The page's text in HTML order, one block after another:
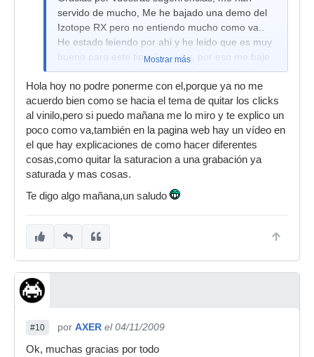
servido de mucho, Me he bajado una demo del
Izotope RX pero no entiendo mucho como va..
He estado leiendo por ahi y he leido que es muy
bueno para este tipo de cosas, por eso me baje
la demo. Visto que tu utilizas, SuperRayo, el
Izotope Rx para lo mismo que me palnteo, me
podrias ayudar un poco para saber como
manejarlo para este tipo de cosas, o como
funciona, ya que es un poco raro. Si el resultado
es tan bueno como dices, quizas lo compre ya
que tengo muchos discos para digitalizar..
Otra cosa que me he planteado y quisiera saber
si alguien sabe.. Es mejor cambiar el cable del
cable esta bien pero los conectores son los
Mostrar más
Hola hoy no podre ponerme con el,porque ya no me
acuerdo bien como se hacia el tema de quitar los clicks
al vinilo,pero si puedo mañana me lo miro y te explico un
poco como va,también en la pagina web hay un vídeo en
el que hay explicaciones de como hacer diferentes
cosas,como quitar la saturacion a una grabación ya
saturada y mas cosas.
Te digo algo mañana,un saludo
#10 por AXER el 04/11/2009
Ok, muchas gracias por todo